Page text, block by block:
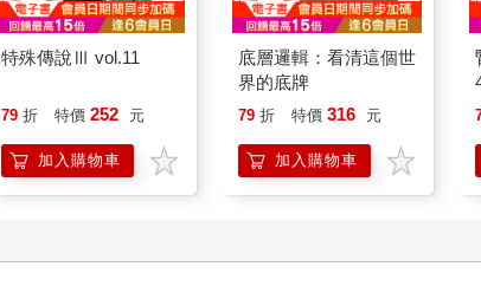
特殊傳說Ⅲ vol.11
79 折 特價 252 元
加入購物車
底層邏輯：看清這個世
界的底牌
79 折 特價 316 元
加入購物車